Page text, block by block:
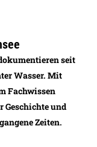
seit
Wasser. Mit
Fachwissen
Geschichte und
Zeiten.